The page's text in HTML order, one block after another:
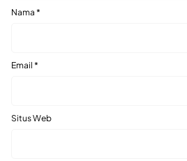
Nama *
Email *
Situs Web